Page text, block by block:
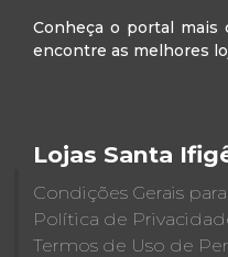
Conheça o portal mais
encontre as melhores
Lojas Santa
Condições Gerais
Política de
Termos de Uso de